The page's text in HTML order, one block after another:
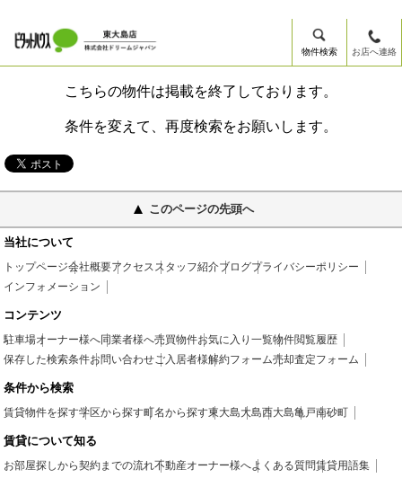
物件検索 お店へ連絡
こちらの物件は掲載を終了しております。
条件を変えて、再度検索をお願いします。
このページの先頭へ
当社について
トップページ会社概要アクセススタッフ紹介ブログプライバシーポリシー
インフォメーション
コンテンツ
駐車場オーナー様へ同業者様へ売買物件お気に入り一覧物件閲覧履歴
保存した検索条件お問い合わせご入居者様解約フォーム売却査定フォーム
条件から検索
賃貸物件を探す学区から探す町名から探す東大島大島西大島亀戸南砂町
賃貸について知る
お部屋探しから契約までの流れ不動産オーナー様へよくある質問賃貸用語集